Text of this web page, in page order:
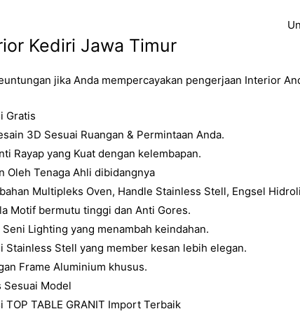
Kediri Jawa Timur
jika Anda mempercayakan pengerjaan Interior
Gratis
3D Sesuai Ruangan & Permintaan Anda.
Rayap yang Kuat dengan kelembapan.
Oleh Tenaga Ahli dibidangnya
Multipleks Oven, Handle Stainless Stell, Engsel
Motif bermutu tinggi dan Anti Gores.
Lighting yang menambah keindahan.
Stainless Stell yang member kesan lebih elegan.
Frame Aluminium khusus.
Sesuai Model
TOP TABLE GRANIT Import Terbaik